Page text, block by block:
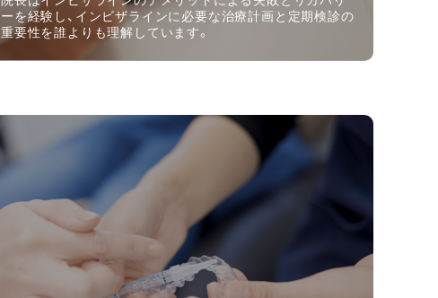
ーを経験し、インビザラインに必要な治療計画と定期検診の
重要性を誰よりも理解しています。